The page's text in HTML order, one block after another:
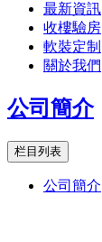
最新資訊
收樓驗房
軟裝定制
關於我們
公司簡介
栏目列表
公司簡介